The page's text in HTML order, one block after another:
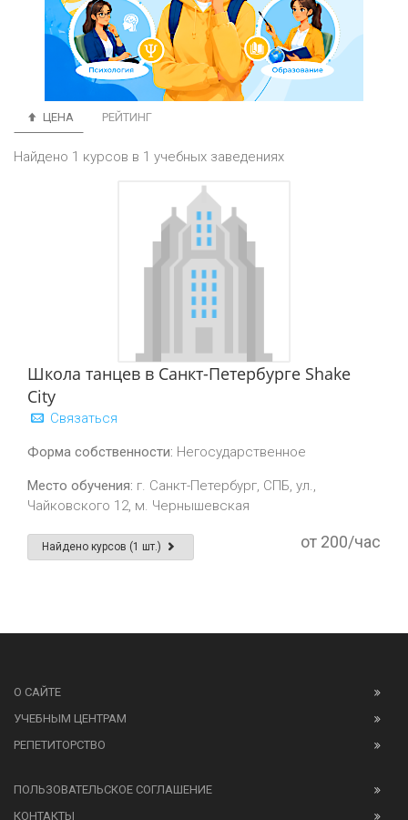
ЦЕНА РЕЙТИНГ
Найдено 1 курсов в 1 учебных заведениях
Школа танцев в Санкт-Петербурге Shake
City
Связаться
Форма собственности: Негосударственное
Место обучения: г. Санкт-Петербург, СПБ, ул.,
Чайковского 12, м. Чернышевская
Найдено курсов (1 шт.) от 200/час
О САЙТЕ
УЧЕБНЫМ ЦЕНТРАМ
РЕПЕТИТОРСТВО
ПОЛЬЗОВАТЕЛЬСКОЕ СОГЛАШЕНИЕ
КОНТАКТЫ